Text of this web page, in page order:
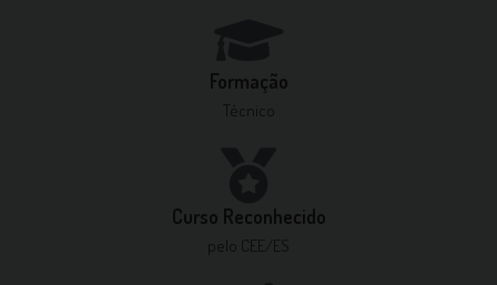
Formação
Técnico
Curso Reconhecido
pelo CEE/ES